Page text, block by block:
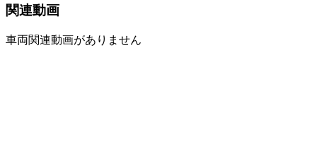
関連動画
車両関連動画がありません